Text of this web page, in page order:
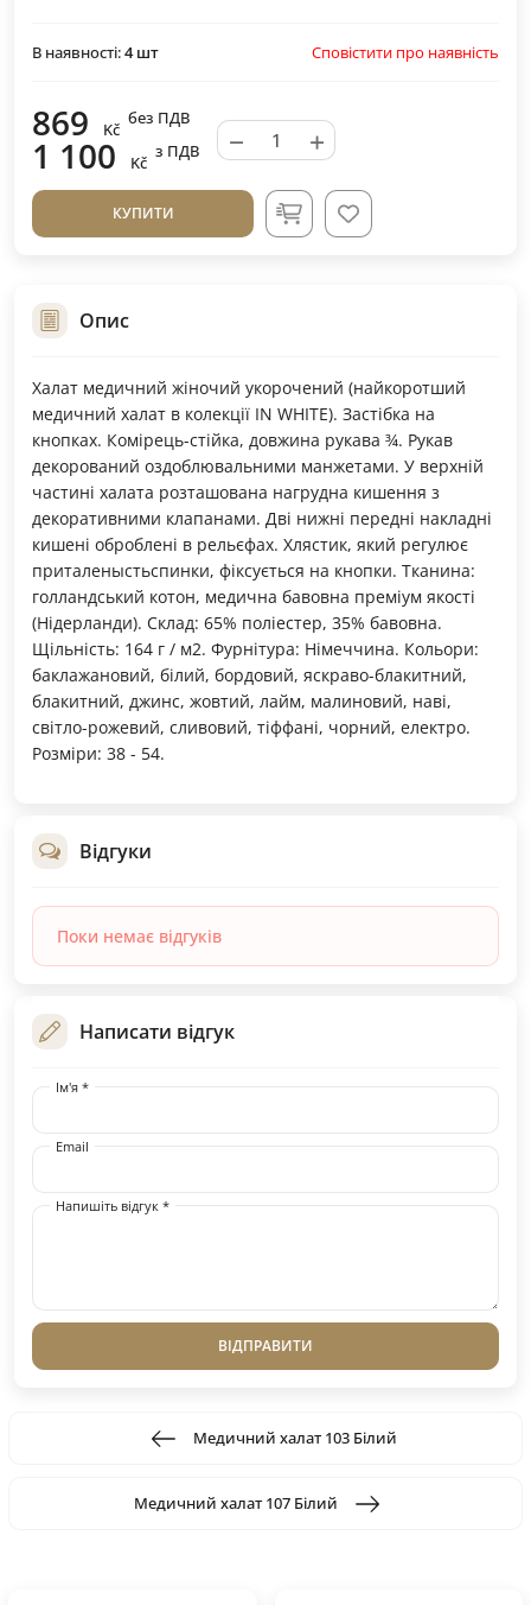
В наявності:4шт Сповістити про наявність
869 Kč
без ПДВ
1 100 Kč
з ПДВ − +
КУПИТИ
Опис
Халат медичний жіночий укорочений (найкоротший
медичний халат в колекції IN WHITE). Застібка на
кнопках. Комірець-стійка, довжина рукава ¾. Рукав
декорований оздоблювальними манжетами. У верхній
частині халата розташована нагрудна кишення з
декоративними клапанами. Дві нижні передні накладні
кишені оброблені в рельєфах. Хлястик, який регулює
приталеныстьспинки, фіксується на кнопки. Тканина:
голландський котон, медична бавовна преміум якості
(Нідерланди). Склад: 65% поліестер, 35% бавовна.
Щільність: 164 г / м2. Фурнітура: Німеччина. Кольори:
баклажановий, білий, бордовий, яскраво-блакитний,
блакитний, джинс, жовтий, лайм, малиновий, наві,
світло-рожевий, сливовий, тіффані, чорний, електро.
Розміри: 38 - 54.
Відгуки
Поки немає відгуків
Написати відгук
Ім'я *
Email
Напишіть відгук *
ВІДПРАВИТИ
Медичний халат 103 Білий
Медичний халат 107 Білий